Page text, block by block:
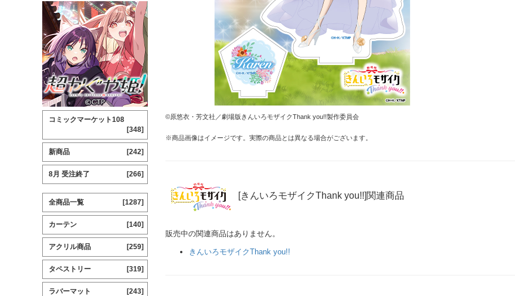
©原悠衣・芳文社／劇場版きんいろモザイクThank you!!製作委員会
※商品画像はイメージです。実際の商品とは異なる場合がございます。
[きんいろモザイクThank you!!]関連商品
販売中の関連商品はありません。
きんいろモザイクThank you!!
コミックマーケット108
[348]
新商品 [242]
8月 受注終了 [266]
全商品一覧 [1287]
カーテン [140]
アクリル商品 [259]
タペストリー [319]
ラバーマット [243]